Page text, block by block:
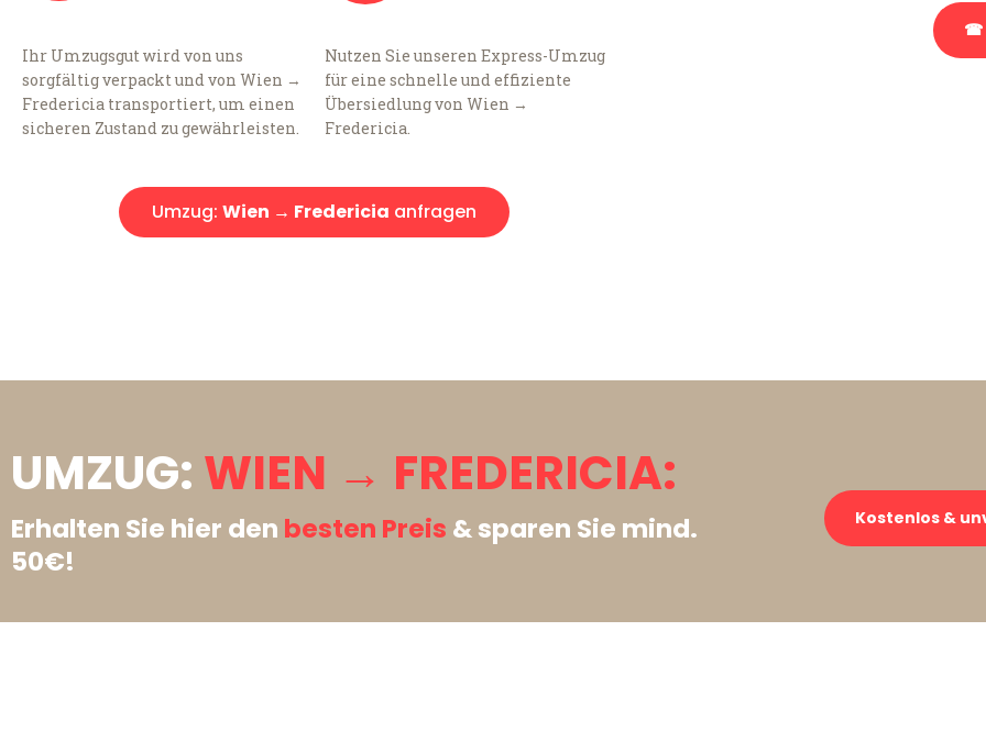
Ihr Umzugsgut wird von uns
sorgfältig verpackt und von Wien →
Fredericia transportiert, um einen
sicheren Zustand zu gewährleisten.
Nutzen Sie unseren Express-Umzug
für eine schnelle und effiziente
Übersiedlung von Wien →
Fredericia.
Umzug: Wien → Fredericia anfragen
☎
UMZUG: WIEN → FREDERICIA:
Erhalten Sie hier den besten Preis & sparen Sie mind.
50€!
Kostenlos &